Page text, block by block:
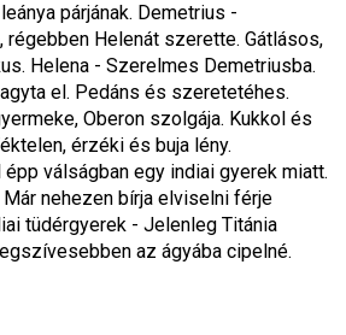
párjának. Demetrius -
régebben Helenát szerette. Gátlásos,
Helena - Szerelmes Demetriusba.
el. Pedáns és szeretetéhes.
Oberon szolgája. Kukkol és
érzéki és buja lény.
épp válságban egy indiai gyerek miatt.
Már nehezen bírja elviselni férje
tüdérgyerek - Jelenleg Titánia
az ágyába cipelné.